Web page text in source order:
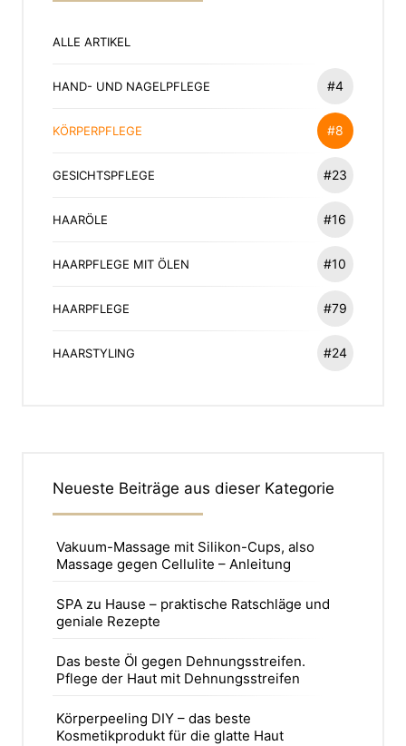
ALLE ARTIKEL
HAND- UND NAGELPFLEGE #4
KÖRPERPFLEGE #8
GESICHTSPFLEGE #23
HAARÖLE #16
HAARPFLEGE MIT ÖLEN #10
HAARPFLEGE #79
HAARSTYLING #24
Neueste Beiträge aus dieser Kategorie
Vakuum-Massage mit Silikon-Cups, also
Massage gegen Cellulite – Anleitung
SPA zu Hause – praktische Ratschläge und
geniale Rezepte
Das beste Öl gegen Dehnungsstreifen.
Pflege der Haut mit Dehnungsstreifen
Körperpeeling DIY – das beste
Kosmetikprodukt für die glatte Haut